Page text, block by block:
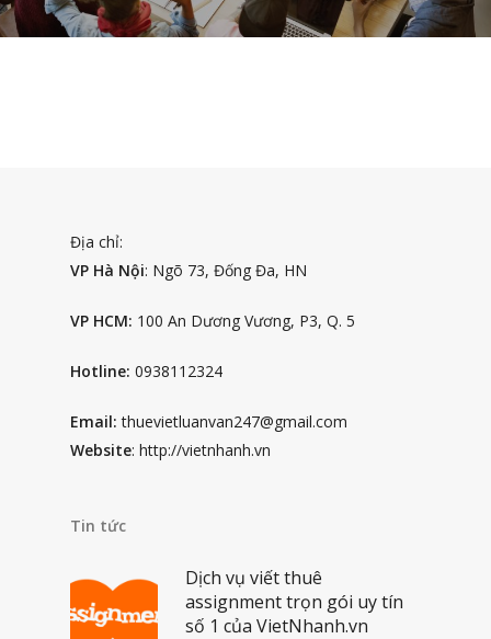
Địa chỉ:
VP Hà Nội: Ngõ 73, Đống Đa, HN
VP HCM: 100 An Dương Vương, P3, Q. 5
Hotline: 0938112324
Email: thuevietluanvan247@gmail.com
Website: http://vietnhanh.vn
Tin tức
Dịch vụ viết thuê
assignment trọn gói uy tín
số 1 của VietNhanh.vn